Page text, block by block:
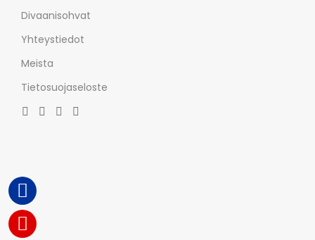
Divaanisohvat
Yhteystiedot
Meista
Tietosuojaseloste